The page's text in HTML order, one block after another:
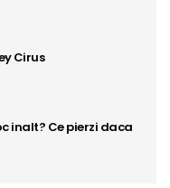
Cirus
inalt? Ce pierzi daca